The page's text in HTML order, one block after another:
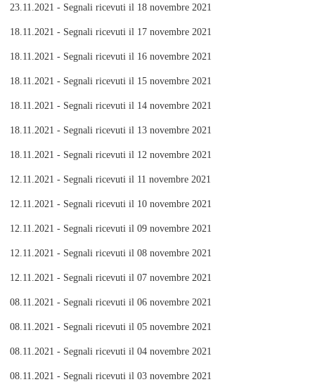
23.11.2021 - Segnali ricevuti il 18 novembre 2021
18.11.2021 - Segnali ricevuti il 17 novembre 2021
18.11.2021 - Segnali ricevuti il 16 novembre 2021
18.11.2021 - Segnali ricevuti il 15 novembre 2021
18.11.2021 - Segnali ricevuti il 14 novembre 2021
18.11.2021 - Segnali ricevuti il 13 novembre 2021
18.11.2021 - Segnali ricevuti il 12 novembre 2021
12.11.2021 - Segnali ricevuti il 11 novembre 2021
12.11.2021 - Segnali ricevuti il 10 novembre 2021
12.11.2021 - Segnali ricevuti il 09 novembre 2021
12.11.2021 - Segnali ricevuti il 08 novembre 2021
12.11.2021 - Segnali ricevuti il 07 novembre 2021
08.11.2021 - Segnali ricevuti il 06 novembre 2021
08.11.2021 - Segnali ricevuti il 05 novembre 2021
08.11.2021 - Segnali ricevuti il 04 novembre 2021
08.11.2021 - Segnali ricevuti il 03 novembre 2021